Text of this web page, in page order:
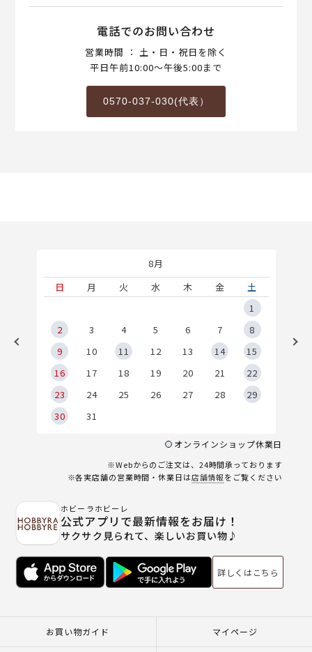
電話でのお問い合わせ
営業時間 ： 土・日・祝日を除く
平日午前10:00～午後5:00まで
0570-037-030(代表）
8月
日
月 火 水 木 金
土
1
2
3 4 5 6 7
8
9
10 11 12 13 14
15
16
17 18 19 20 21
22
23
24 25 26 27 28
29
30
31
オンラインショップ休業日
※Webからのご注文は、24時間承っております
※各実店舗の営業時間・休業日は店舗情報をご覧ください
ホビーラホビーレ
公式アプリで最新情報をお届け！
サクサク見られて、楽しいお買い物♪
詳しくはこちら
お買い物ガイド マイページ